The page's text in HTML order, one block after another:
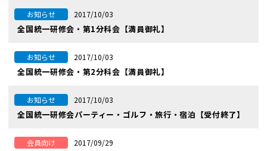
お知らせ 2017/10/03
全国統一研修会・第1分科会【満員御礼】
お知らせ 2017/10/03
全国統一研修会・第2分科会【満員御礼】
お知らせ 2017/10/03
全国統一研修会パーティー・ゴルフ・旅行・宿泊【受付終了】
会員向け 2017/09/29